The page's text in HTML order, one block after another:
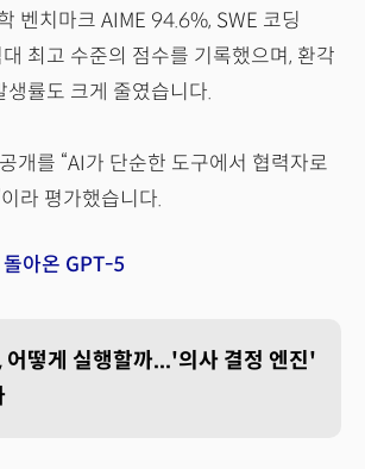
벤치마크 AIME 94.6%, SWE 코딩
최고 수준의 점수를 기록했으며, 환각
률도 크게 줄였습니다.
개를 “AI가 단순한 도구에서 협력자로
라 평가했습니다.
아온 GPT-5
어떻게 실행할까...'의사 결정 엔진'